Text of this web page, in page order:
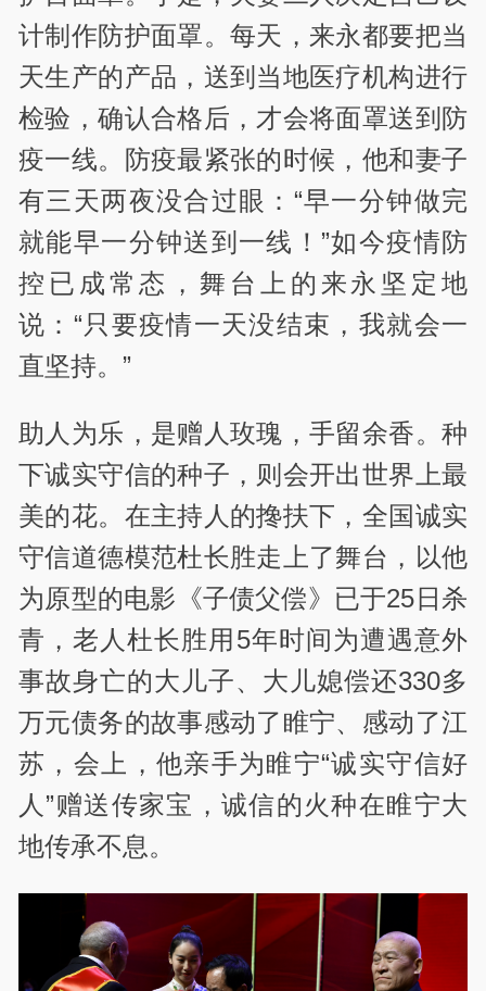
计制作防护面罩。每天，来永都要把当
天生产的产品，送到当地医疗机构进行
检验，确认合格后，才会将面罩送到防
疫一线。防疫最紧张的时候，他和妻子
有三天两夜没合过眼：“早一分钟做完
就能早一分钟送到一线！”如今疫情防
控已成常态，舞台上的来永坚定地
说：“只要疫情一天没结束，我就会一
直坚持。”
助人为乐，是赠人玫瑰，手留余香。种
下诚实守信的种子，则会开出世界上最
美的花。在主持人的搀扶下，全国诚实
守信道德模范杜长胜走上了舞台，以他
为原型的电影《子债父偿》已于25日杀
青，老人杜长胜用5年时间为遭遇意外
事故身亡的大儿子、大儿媳偿还330多
万元债务的故事感动了睢宁、感动了江
苏，会上，他亲手为睢宁“诚实守信好
人”赠送传家宝，诚信的火种在睢宁大
地传承不息。